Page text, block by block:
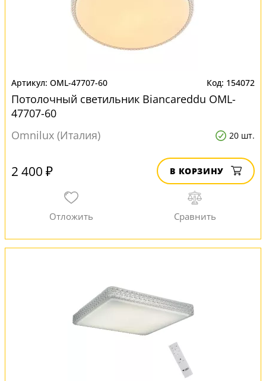
OML-47707-60 154072
Потолочный светильник Biancareddu OML-
47707-60
Omnilux (Италия)
20 шт.
2 400 ₽ В КОРЗИНУ